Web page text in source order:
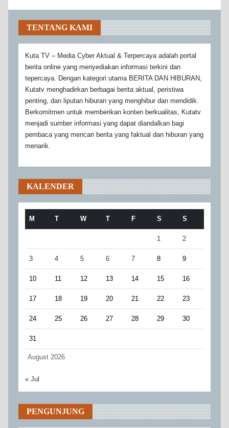
TENTANG KAMI
Kuta TV – Media Cyber Aktual & Terpercaya adalah portal
berita online yang menyediakan informasi terkini dan
tepercaya. Dengan kategori utama BERITA DAN HIBURAN,
Kutatv menghadirkan berbagai berita aktual, peristiwa
penting, dan liputan hiburan yang menghibur dan mendidik.
Berkomitmen untuk memberikan konten berkualitas, Kutatv
menjadi sumber informasi yang dapat diandalkan bagi
pembaca yang mencari berita yang faktual dan hiburan yang
menarik.
KALENDER
August 2026
M T W T F S S
1 2
3 4 5 6 7 8 9
10 11 12 13 14 15 16
17 18 19 20 21 22 23
24 25 26 27 28 29 30
31
« Jul
PENGUNJUNG